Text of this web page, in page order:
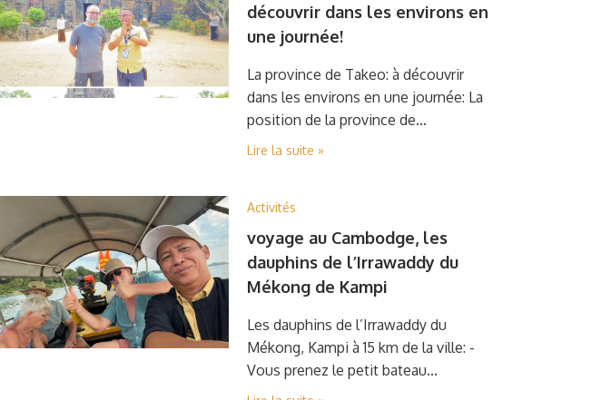
découvrir dans les environs en
une journée!
La province de Takeo: à découvrir
dans les environs en une journée: La
position de la province de...
Lire la suite »
Activités
voyage au Cambodge, les
dauphins de l’Irrawaddy du
Mékong de Kampi
Les dauphins de l’Irrawaddy du
Mékong, Kampi à 15 km de la ville: -
Vous prenez le petit bateau...